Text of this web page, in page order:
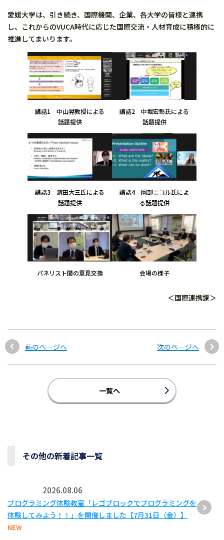
愛媛大学は、引き続き、国際機関、企業、各大学の皆様と連携
し、これからのVUCA時代に応じた国際交流・人材育成に積極的に
推進してまいります。
講話1 中山晃教授による
話題提供
講話2 中堀宏彰氏による
話題提供
講話3 濵田大三氏による
話題提供
講話4 園部ニコル氏によ
る話題提供
パネリスト間の意見交換 会場の様子
＜国際連携課＞
前のページへ 次のページへ
一覧へ
その他の新着記事一覧
2026.08.06
プログラミング体験教室「レゴブロックでプログラミングを
体験してみよう！！」を開催しました【7月31日（金）】
NEW